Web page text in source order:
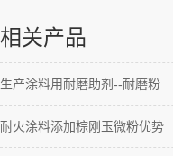
相关产品
生产涂料用耐磨助剂--耐磨粉
耐火涂料添加棕刚玉微粉优势